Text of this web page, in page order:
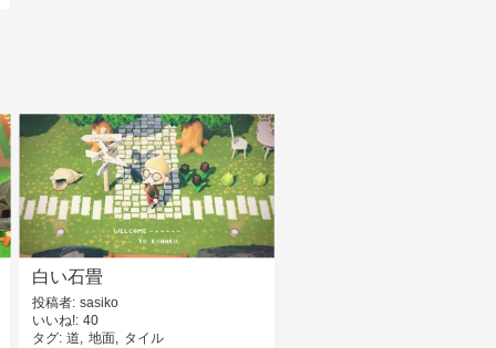
白い石畳
投稿者 sasiko
いいね! 40
タグ 道 地面 タイル